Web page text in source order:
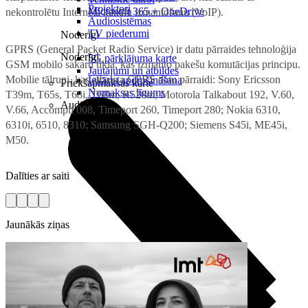
Microsoft 365 + OneDrive
Noderīgi
5G pārklājuma karte
Jautājumi un atbildes
Priekšapmaksas karte
Projektori
Audiosistēmas
TV piederumi
Noderīgi
Iekārtu apdrošināšana
Nomaksas līgums
Audio
nekontrolētu Interneta kanālu izmantošanu (VoIP).
GPRS (General Packet Radio Service) ir datu pārraides tehnoloģija
GSM mobilo sakaru tīklā, kas izmanto pakešu komutācijas principu.
Mobilie tālruņi, kas atbalsta GPRS datu pārraidi: Sony Ericsson
T39m, T65s, T68i, T68m, R520m; Motorola Talkabout 192, V.60,
V.66, Accompli 008, Timeport 260, Timeport 280; Nokia 6310,
6310i, 6510, 8310; Samsung SGH-Q200; Siemens S45i, ME45i,
M50.
Dalīties ar saiti
Jaunākās ziņas